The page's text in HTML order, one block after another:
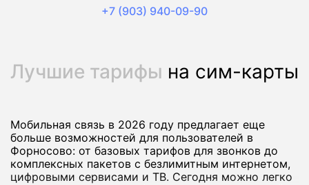
+7 (903) 940-09-90
Лучшие тарифы на сим-карты
Мобильная связь в 2026 году предлагает еще
больше возможностей для пользователей в
Форносово: от базовых тарифов для звонков до
комплексных пакетов с безлимитным интернетом,
цифровыми сервисами и ТВ. Сегодня можно легко